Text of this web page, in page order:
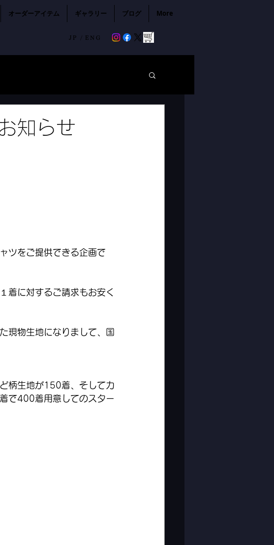
オーダーアイテム ギャラリー ブログ More
ENG
JP /
知らせ
ツをご提供できる企画で
着に対するご請求もお安く
現物生地になりまして、国
柄生地が150着、そしてカ
で400着用意してのスター